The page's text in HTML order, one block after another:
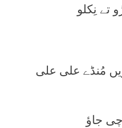
تے نِکلو
مُنڈے علی علی
جاؤ